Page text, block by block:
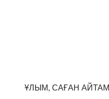
ҰЛЫМ, САҒАН АЙТАМ